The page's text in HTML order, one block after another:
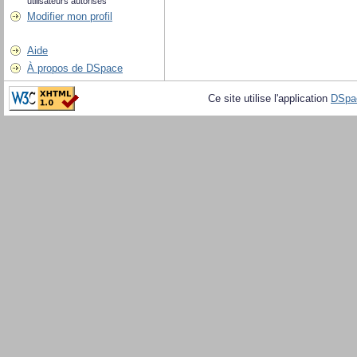
Modifier mon profil
Aide
À propos de DSpace
Ce site utilise l'application